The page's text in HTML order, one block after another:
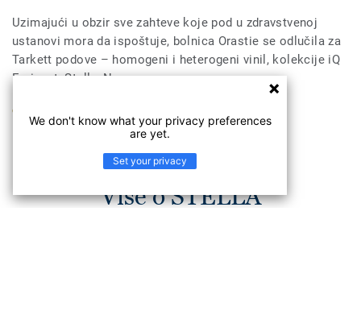
Uzimajući u obzir sve zahteve koje pod u zdravstvenoj
ustanovi mora da ispoštuje, bolnica Orastie se odlučila za
Tarkett podove – homogeni i heterogeni vinil, kolekcije iQ
Eminent, Stella, Norma.
OPŠIRNIJE
Više o STELLA
We don't know what your privacy preferences
are yet.
Set your privacy